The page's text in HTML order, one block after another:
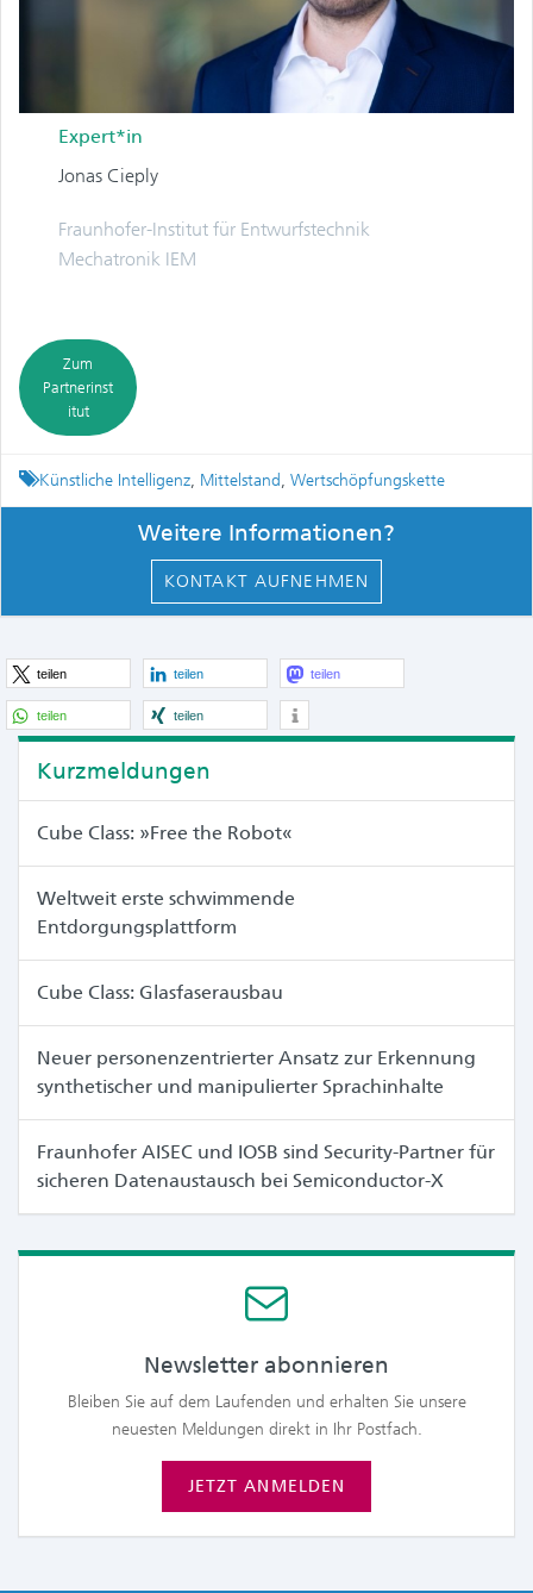
Expert*in
Jonas Cieply
Fraunhofer-Institut für Entwurfstechnik
Mechatronik IEM
Zum
Partnerinst
itut
Tagged
Künstliche Intelligenz, Mittelstand, Wertschöpfungskette
Weitere Informationen?
KONTAKT AUFNEHMEN
teilen teilen teilen
teilen teilen
Kurzmeldungen
Cube Class: »Free the Robot«
Weltweit erste schwimmende
Entdorgungsplattform
Cube Class: Glasfaserausbau
Neuer personenzentrierter Ansatz zur Erkennung
synthetischer und manipulierter Sprachinhalte
Fraunhofer AISEC und IOSB sind Security-Partner für
sicheren Datenaustausch bei Semiconductor-X
Newsletter abonnieren
Bleiben Sie auf dem Laufenden und erhalten Sie unsere
neuesten Meldungen direkt in Ihr Postfach.
JETZT ANMELDEN